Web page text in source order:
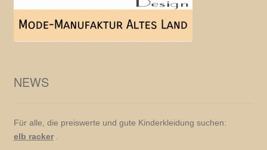
NEWS
Für alle, die preiswerte und gute Kinderkleidung suchen:
elb racker.